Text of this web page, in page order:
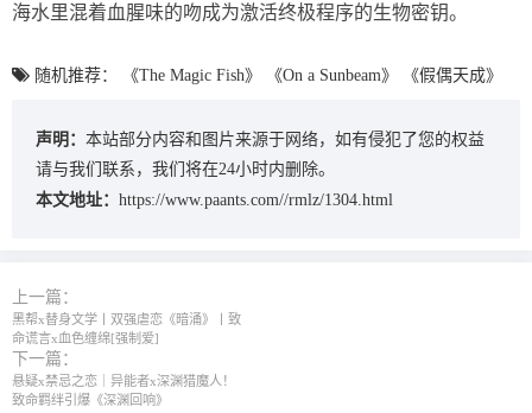
海水里混着血腥味的吻成为激活终极程序的生物密钥。
随机推荐： 《The Magic Fish》 《On a Sunbeam》 《假偶天成》
声明： 本站部分内容和图片来源于网络，如有侵犯了您的权益
请与我们联系，我们将在24小时内删除。
本文地址： https://www.paants.com//rmlz/1304.html
上一篇：
黑帮x替身文学丨双强虐恋《暗涌》丨致
命谎言x血色缠绵[强制爱]
下一篇：
悬疑x禁忌之恋｜异能者x深渊猎魔人！
致命羁绊引爆《深渊回响》